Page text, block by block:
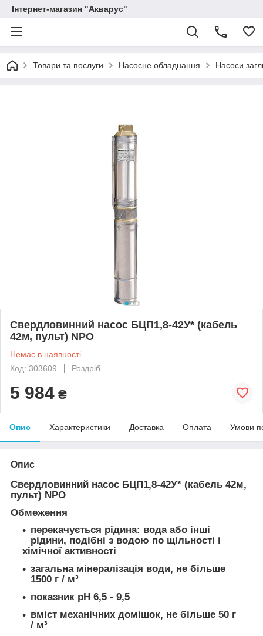
Інтернет-магазин "Акварус"
Товари та послуги Насосне обладнання Насоси
Свердловинний насос БЦП1,8-42У* (кабель
42м, пульт) NPO
Немає в наявності
Код: 303609
Роздріб
5 984 ₴
Опис Характеристики Доставка Оплата Умови
Опис
Свердловинний насос БЦП1,8-42У* (кабель 42м,
пульт) NPO
Обмеження
перекачується рідина: вода або інші
рідини, подібні з водою по щільності і
хімічної активності
загальна мінералізація води, не більше
1500 г / м³
показник рН 6,5 - 9,5
вміст механічних домішок, не більше 50 г
/ м³